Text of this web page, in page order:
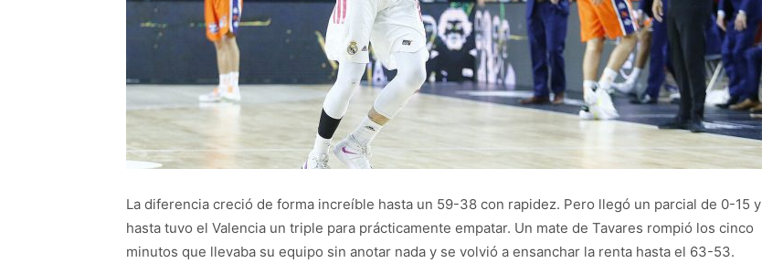
La diferencia creció de forma increíble hasta un 59-38 con rapidez. Pero llegó un parcial de 0-15 y
hasta tuvo el Valencia un triple para prácticamente empatar. Un mate de Tavares rompió los cinco
minutos que llevaba su equipo sin anotar nada y se volvió a ensanchar la renta hasta el 63-53.